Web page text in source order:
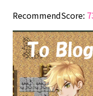
RecommendScore: